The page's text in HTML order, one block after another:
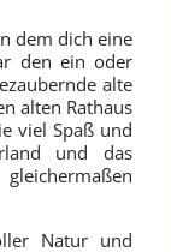
dem dich eine
den ein oder
alte
alten Rathaus
viel Spaß und
und das
Natur und